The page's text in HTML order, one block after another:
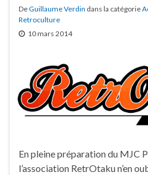
DeGuillaume Verdin dans la catégorie
Retroculture
10 mars 2014
En pleine préparation du MJC
l’association RetrOtaku n’en